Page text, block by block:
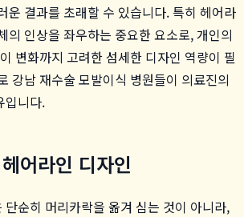
운 결과를 초래할 수 있습니다. 특히 헤어라
의 인상을 좌우하는 중요한 요소로, 개인의
변화까지 고려한 섬세한 디자인 역량이 필
강남 재수술 모발이식 병원들이 의료진의
입니다.
어라인 디자인
순히 머리카락을 옮겨 심는 것이 아니라,